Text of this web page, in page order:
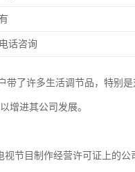
电话咨询
带了许多生活调节品，特别
增进其公司发展。
节目制作经营许可证上的公